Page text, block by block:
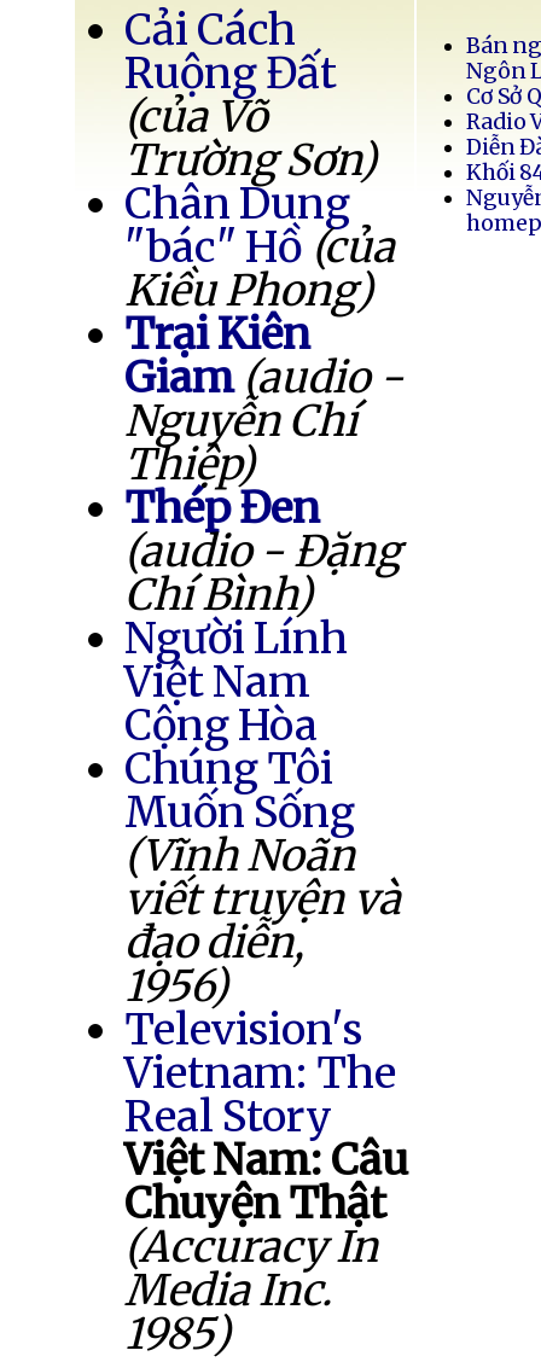
Cải Cách
Ruộng Đất
(của Võ
Trường Sơn)
Chân Dung
"bác" Hồ (của
Kiều Phong)
Trại Kiên
Giam (audio -
Nguyễn Chí
Thiệp)
Thép Đen
(audio - Đặng
Chí Bình)
Người Lính
Việt Nam
Cộng Hòa
Chúng Tôi
Muốn Sống
(Vĩnh Noãn
viết truyện và
đạo diễn,
1956)
Television's
Vietnam: The
Real Story
Việt Nam: Câu
Chuyện Thật
(Accuracy In
Media Inc.
1985)
Bán
Ngôn
Cơ Sở
Radio
Diễn
Khối